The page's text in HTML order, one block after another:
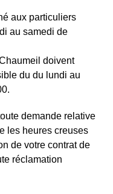
aux particuliers
au samedi de
doivent
du du lundi au
demande relative
les heures creuses
de votre contrat de
réclamation